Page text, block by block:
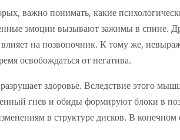
важно понимать, какие
эмоции вызывают зажимы в спине.
на позвоночник. К тому же,
освобождаться от негатива.
здоровье. Вследствие этого
гнев и обиды формируют блоки в
в структуре дисков. В конечном